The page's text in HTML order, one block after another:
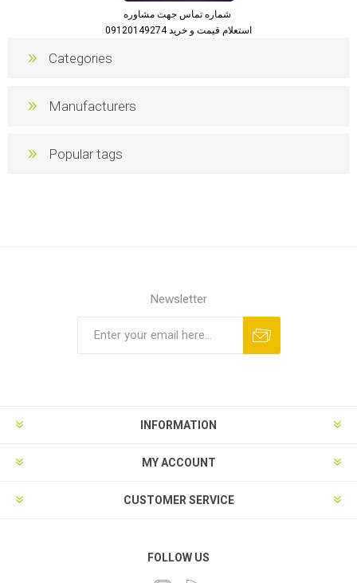
استعلام قیمت و خرید 09120149274
Categories
Manufacturers
Popular tags
Newsletter
INFORMATION
MY ACCOUNT
CUSTOMER SERVICE
FOLLOW US